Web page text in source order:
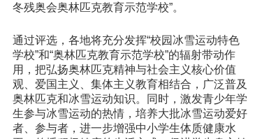
冬残奥会奥林匹克教育示范学校”。
通过评选，各地将充分发挥“校园冰雪运动特色
学校”和“奥林匹克教育示范学校”的辐射带动作
用，把弘扬奥林匹克精神与社会主义核心价值
观、爱国主义、集体主义教育相结合，广泛普及
奥林匹克和冰雪运动知识。同时，激发青少年学
生参与冰雪运动的热情，培养大批冰雪运动爱好
者、参与者，进一步增强中小学生体质健康水